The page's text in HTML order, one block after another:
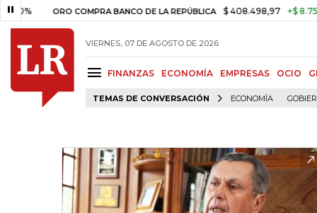
ORO COMPRA BANCO DE LA REPÚBLICA $ 408.498,97 +$ 8.753,81
VIERNES, 07 DE AGOSTO DE 2026
FINANZAS ECONOMÍA EMPRESAS OCIO
TEMAS DE CONVERSACIÓN ECONOMÍA